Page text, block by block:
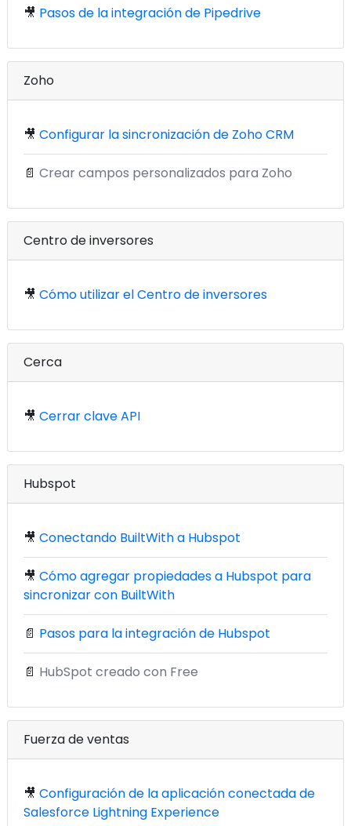
🎥 Pasos de la integración de Pipedrive
Zoho
🎥 Configurar la sincronización de Zoho CRM
📄 Crear campos personalizados para Zoho
Centro de inversores
🎥 Cómo utilizar el Centro de inversores
Cerca
🎥 Cerrar clave API
Hubspot
🎥 Conectando BuiltWith a Hubspot
🎥 Cómo agregar propiedades a Hubspot para
sincronizar con BuiltWith
📄 Pasos para la integración de Hubspot
📄 HubSpot creado con Free
Fuerza de ventas
🎥 Configuración de la aplicación conectada de
Salesforce Lightning Experience